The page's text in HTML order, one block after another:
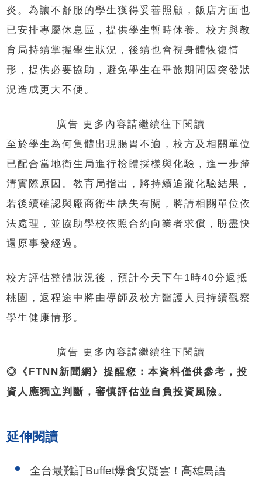
炎。為讓不舒服的學生獲得妥善照顧，飯店方面也
已安排專屬休息區，提供學生暫時休養。校方與教
育局持續掌握學生狀況，後續也會視身體恢復情
形，提供必要協助，避免學生在畢旅期間因突發狀
況造成更大不便。
廣告 更多內容請繼續往下閱讀
至於學生為何集體出現腸胃不適，校方及相關單位
已配合當地衛生局進行檢體採樣與化驗，進一步釐
清實際原因。教育局指出，將持續追蹤化驗結果，
若後續確認與廠商衛生缺失有關，將請相關單位依
法處理，並協助學校依照合約向業者求償，盼盡快
還原事發經過。
校方評估整體狀況後，預計今天下午1時40分返抵
桃園，返程途中將由導師及校方醫護人員持續觀察
學生健康情形。
廣告 更多內容請繼續往下閱讀
◎《FTNN新聞網》提醒您：本資料僅供參考，投
資人應獨立判斷，審慎評估並自負投資風險。
延伸閱讀
全台最難訂Buffet爆食安疑雲！高雄島語